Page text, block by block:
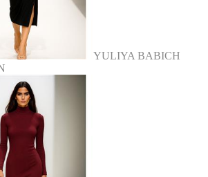
YULIYA BABICH